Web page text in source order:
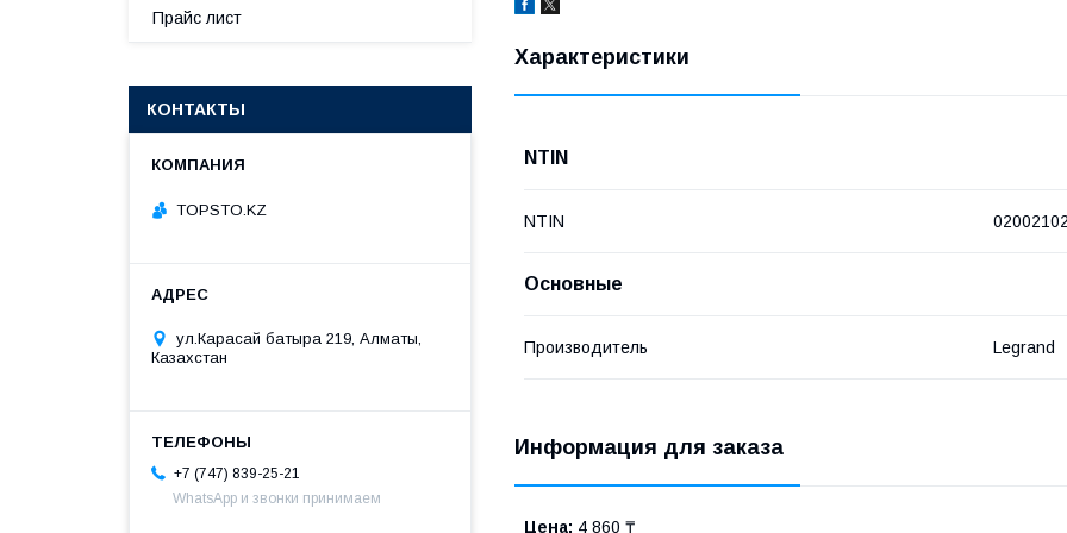
Характеристики
NTIN
NTIN
Основные
Производитель Legrand
Информация для заказа
Цена: 4 860 ₸
Прайс лист
КОНТАКТЫ
TOPSTO.KZ
ул.Карасай батыра 219, Алматы,
Казахстан
+7 (747) 839-25-21
WhatsApp и звонки принимаем